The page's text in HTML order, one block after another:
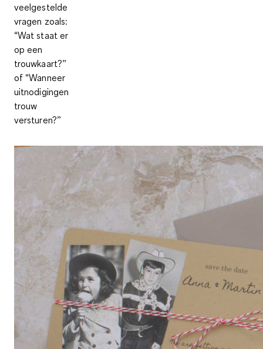
veelgestelde
vragen zoals:
“Wat staat er
op een
trouwkaart?”
of “Wanneer
uitnodigingen
trouw
versturen?”